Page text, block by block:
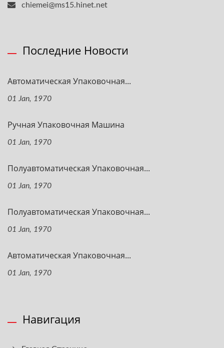
chiemei@ms15.hinet.net
Последние Новости
Автоматическая Упаковочная...
01 Jan, 1970
Ручная Упаковочная Машина
01 Jan, 1970
Полуавтоматическая Упаковочная...
01 Jan, 1970
Полуавтоматическая Упаковочная...
01 Jan, 1970
Автоматическая Упаковочная...
01 Jan, 1970
Навигация